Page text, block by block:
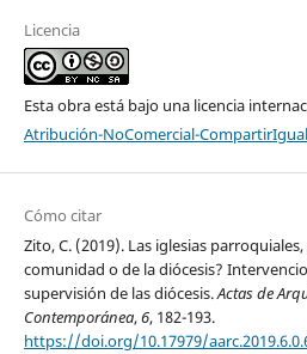
Licencia
Esta obra está bajo una licencia
Atribución-NoComercial-
Cómo citar
Zito, C. (2019). Las iglesias
comunidad o de la diócesis?
supervisión de las diócesis.Actas de
Contemporánea,6, 182-193.
https://doi.org/10.17979/